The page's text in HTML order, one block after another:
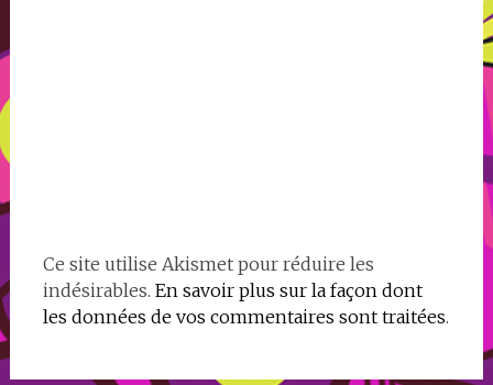
Ce site utilise Akismet pour réduire les
indésirables. En savoir plus sur la façon dont
les données de vos commentaires sont traitées.